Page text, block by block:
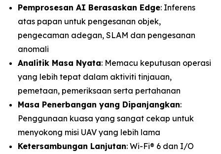
Pemprosesan AI Berasaskan Edge: Inferens
atas papan untuk pengesanan objek,
pengecaman adegan, SLAM dan pengesanan
anomali
Analitik Masa Nyata: Memacu keputusan operasi
yang lebih tepat dalam aktiviti tinjauan,
pemetaan, pemeriksaan serta pertahanan
Masa Penerbangan yang Dipanjangkan:
Penggunaan kuasa yang sangat cekap untuk
menyokong misi UAV yang lebih lama
Ketersambungan Lanjutan: Wi-Fi® 6 dan I/O